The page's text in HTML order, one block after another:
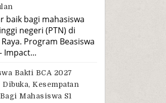
baik bagi mahasiswa
negeri (PTN) di
Program Beasiswa
Impact...
Bakti BCA 2027
Dibuka, Kesempatan
Mahasiswa S1